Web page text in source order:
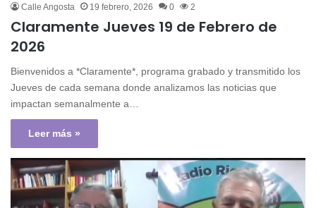
Calle Angosta 19 febrero, 2026 0 2
Claramente Jueves 19 de Febrero de
2026
Bienvenidos a *Claramente*, programa grabado y transmitido los
Jueves de cada semana donde analizamos las noticias que
impactan semanalmente a…
Leer más »